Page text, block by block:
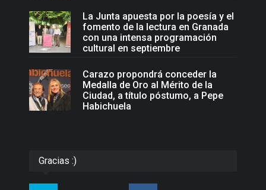
La Junta apuesta por la poesía y el
fomento de la lectura en Granada
con una intensa programación
cultural en septiembre
Carazo propondrá conceder la
Medalla de Oro al Mérito de la
Ciudad, a título póstumo, a Pepe
Habichuela
Gracias :)